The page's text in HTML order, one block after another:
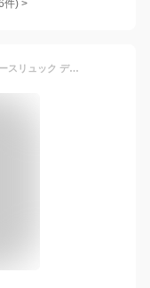
件) >
シニア リュック レディース 定番 レディースリュック デイパック リュックサック おしゃれ シニアリュックサック レディースバッグリュック バッグ バック 軽い 軽量 持ち手 ポリエステル ファスナー かわいい 可愛い 70代 60代 祖母 高齢者 敬老の日